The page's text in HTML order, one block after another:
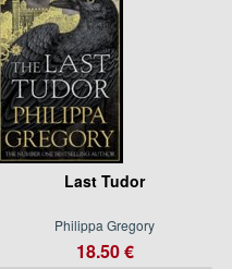
Last Tudor
Philippa Gregory
18.50 €